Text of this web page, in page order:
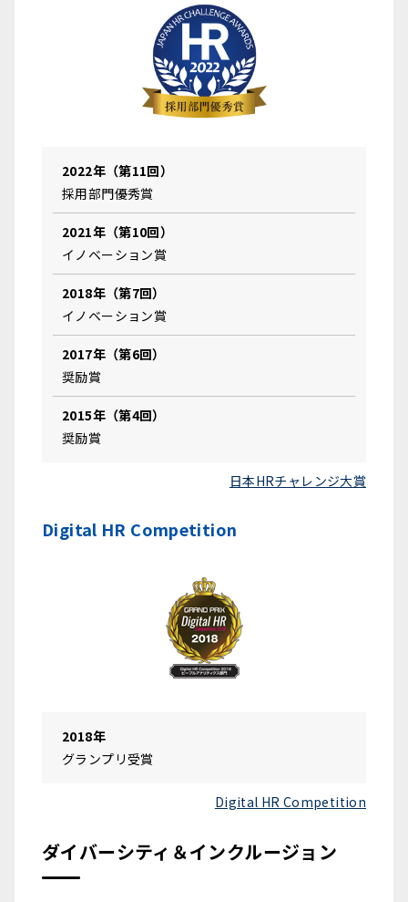
2022年（第11回）
採用部門優秀賞
2021年（第10回）
イノベーション賞
2018年（第7回）
イノベーション賞
2017年（第6回）
奨励賞
2015年（第4回）
奨励賞
日本HRチャレンジ大賞
Digital HR Competition
2018年
グランプリ受賞
Digital HR Competition
ダイバーシティ＆インクルージョン